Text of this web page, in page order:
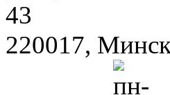
43
220017,